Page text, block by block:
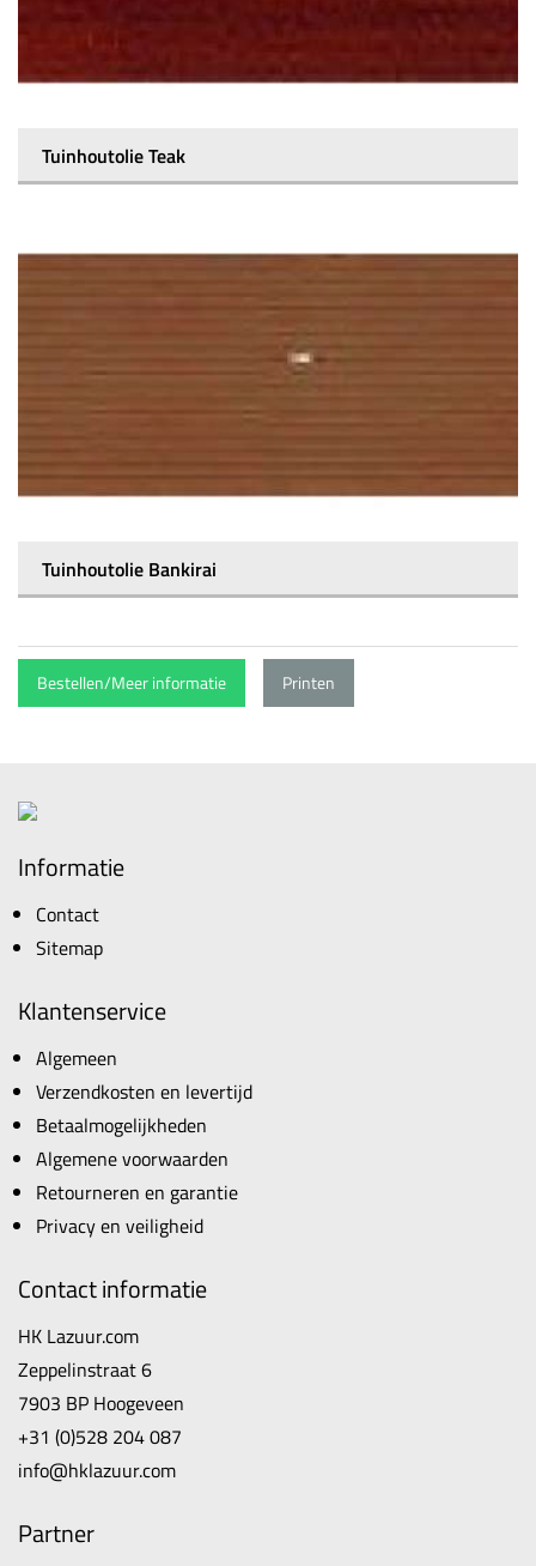
Tuinhoutolie Teak
Tuinhoutolie Bankirai
Bestellen/Meer informatie Printen
Informatie
Contact
Sitemap
Klantenservice
Algemeen
Verzendkosten en levertijd
Betaalmogelijkheden
Algemene voorwaarden
Retourneren en garantie
Privacy en veiligheid
Contact informatie
HK Lazuur.com
Zeppelinstraat 6
7903 BP Hoogeveen
+31 (0)528 204 087
info@hklazuur.com
Partner